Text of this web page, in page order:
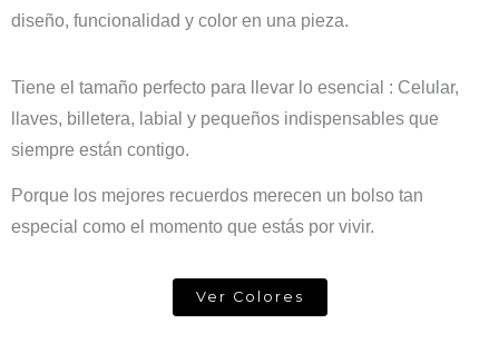
diseño, funcionalidad y color en una pieza.
Tiene el tamaño perfecto para llevar lo esencial : Celular,
llaves, billetera, labial y pequeños indispensables que
siempre están contigo.
Porque los mejores recuerdos merecen un bolso tan
especial como el momento que estás por vivir.
Ver Colores